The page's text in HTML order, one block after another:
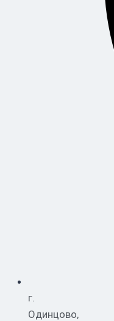
г.
Одинцово,